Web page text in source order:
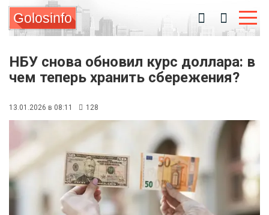
Golosinfo
НБУ снова обновил курс доллара: в
чем теперь хранить сбережения?
13.01.2026 в 08:11 128